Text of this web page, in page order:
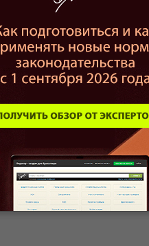
В ПОМОЩЬ БУХГАЛТЕРУ
Новости
Статьи
Бланки и формы
ПБУ
Вопрос ответ
Бухгалтерские проводки
Калькуляторы для бухгалтера
Отдохни